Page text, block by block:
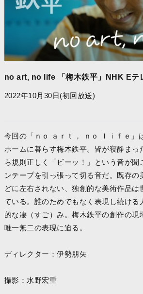
no art, no life 「梅木鉄平」NHK Eテ
2022年10月30日(初回放送)
今回の「ｎｏ ａｒｔ， ｎｏ ｌｉｆｅ」
ホームに暮らす梅木鉄平。皆が寝静まっ
ら規則正しく「ビーッ！」という音が聞
ンテープを引っ張って切る音だ。既存の
どに左右されない、独創的な美術作品は
ている。誰のためでもなく表現し続ける
的な凄（すご）み。梅木鉄平の創作の現
唯一無二の表現に迫る。
ディレクター：伊勢朋矢
撮影：水野宏重